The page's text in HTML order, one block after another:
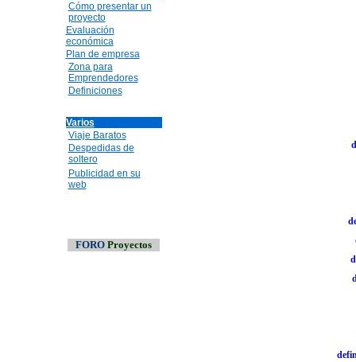
Cómo presentar un
proyecto
Evaluación
económica
Plan de empresa
Zona para
Emprendedores
Definiciones
Varios
Viaje Baratos
Despedidas de
soltero
Publicidad en su
web
FORO Proyectos